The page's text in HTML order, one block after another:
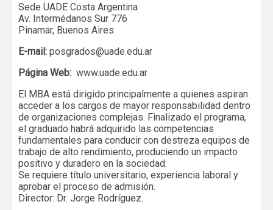
Sede UADE Costa Argentina
Av. Intermédanos Sur 776
Pinamar, Buenos Aires.
E-mail: posgrados@uade.edu.ar
Página Web: www.uade.edu.ar
El MBA está dirigido principalmente a quienes aspiran
acceder a los cargos de mayor responsabilidad dentro
de organizaciones complejas. Finalizado el programa,
el graduado habrá adquirido las competencias
fundamentales para conducir con destreza equipos de
trabajo de alto rendimiento, produciendo un impacto
positivo y duradero en la sociedad.
Se requiere título universitario, experiencia laboral y
aprobar el proceso de admisión.
Director: Dr. Jorge Rodríguez.